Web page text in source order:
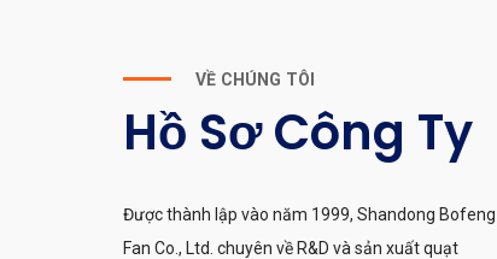
VỀ CHÚNG TÔI
Hồ Sơ Công Ty
Được thành lập vào năm 1999, Shandong Bofeng
Fan Co., Ltd. chuyên về R&D và sản xuất quạt